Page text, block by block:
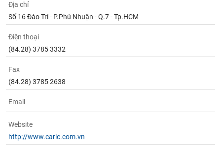
Địa chỉ
Số 16 Đào Trí - P.Phú Nhuận - Q.7 - Tp.HCM
Điện thoại
(84.28) 3785 3332
Fax
(84.28) 3785 2638
Email
Website
http://www.caric.com.vn
Tin
tức
(-)
viết
của
tác
giả
(-)
Báo
cáo